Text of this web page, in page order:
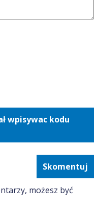
wpisywac kodu
Skomentuj
możesz być